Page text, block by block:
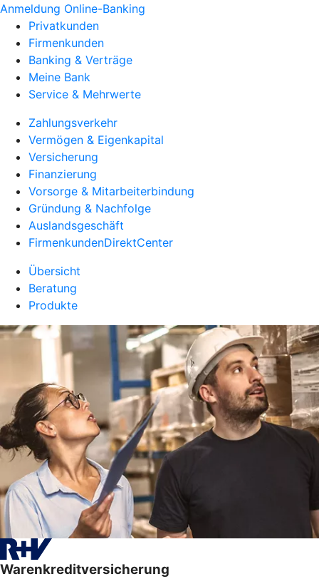
Anmeldung Online-Banking
Privatkunden
Firmenkunden
Banking & Verträge
Meine Bank
Service & Mehrwerte
Zahlungsverkehr
Vermögen & Eigenkapital
Versicherung
Finanzierung
Vorsorge & Mitarbeiterbindung
Gründung & Nachfolge
Auslandsgeschäft
FirmenkundenDirektCenter
Übersicht
Beratung
Produkte
Warenkreditversicherung